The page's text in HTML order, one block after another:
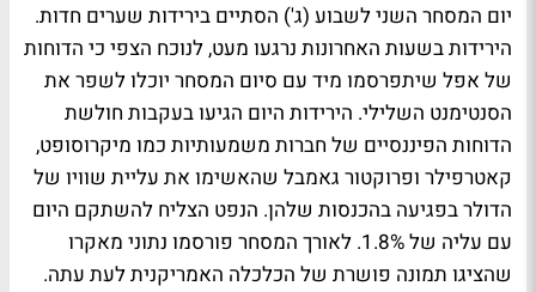
יום המסחר השני לשבוע (ג') הסתיים בירידות שערים חדות.
הירידות בשעות האחרונות נרגעו מעט, לנוכח הצפי כי הדוחות
של אפל שיתפרסמו מיד עם סיום המסחר יוכלו לשפר את
הסנטימנט השלילי. הירידות היום הגיעו בעקבות חולשת
הדוחות הפיננסיים של חברות משמעותיות כמו מיקרוסופט,
קאטרפילר ופרוקטור גאמבל שהאשימו את עליית שוויו של
הדולר בפגיעה בהכנסות שלהן. הנפט הצליח להשתקם היום
עם עליה של 1.8%. לאורך המסחר פורסמו נתוני מאקרו
שהציגו תמונה פושרת של הכלכלה האמריקנית לעת עתה.